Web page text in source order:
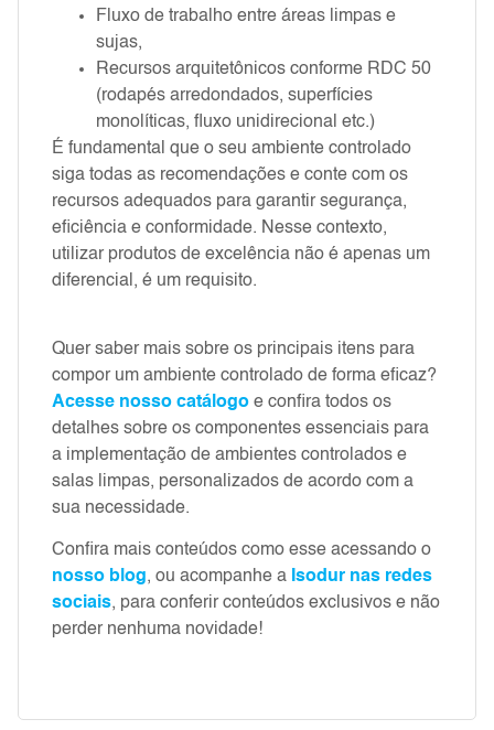
Fluxo de trabalho entre áreas limpas e
sujas,
Recursos arquitetônicos conforme RDC 50
(rodapés arredondados, superfícies
monolíticas, fluxo unidirecional etc.)
É fundamental que o seu ambiente controlado
siga todas as recomendações e conte com os
recursos adequados para garantir segurança,
eficiência e conformidade. Nesse contexto,
utilizar produtos de excelência não é apenas um
diferencial, é um requisito.
Quer saber mais sobre os principais itens para
compor um ambiente controlado de forma eficaz?
Acesse nosso catálogo e confira todos os
detalhes sobre os componentes essenciais para
a implementação de ambientes controlados e
salas limpas, personalizados de acordo com a
sua necessidade.
Confira mais conteúdos como esse acessando o
nosso blog, ou acompanhe a Isodur nas redes
sociais, para conferir conteúdos exclusivos e não
perder nenhuma novidade!